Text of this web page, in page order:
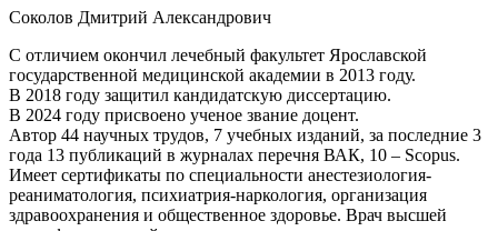
Соколов Дмитрий Александрович
С отличием окончил лечебный факультет Ярославской
государственной медицинской академии в 2013 году.
В 2018 году защитил кандидатскую диссертацию.
В 2024 году присвоено ученое звание доцент.
Автор 44 научных трудов, 7 учебных изданий, за последние 3
года 13 публикаций в журналах перечня ВАК, 10 – Scopus.
Имеет сертификаты по специальности анестезиология-
реаниматология, психиатрия-наркология, организация
здравоохранения и общественное здоровье. Врач высшей